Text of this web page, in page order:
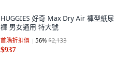
HUGGIES 好奇 Max Dry Air 褲型紙尿
褲 男女通用 特大號
首購折扣價 56%$2,133
$937